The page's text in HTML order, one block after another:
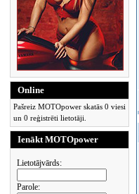
Online
Pašreiz MOTOpower skatās 0 viesi
un 0 reģistrēti lietotāji.
Ienākt MOTOpower
Lietotājvārds:
Parole: